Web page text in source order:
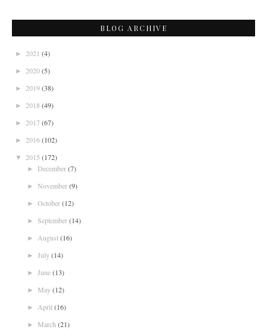
BLOG ARCHIVE
► 2021 (4)
► 2020(5)
► 2019(38)
► 2018 (49)
► 2017 (67)
► 2016(102)
▼ 2015 (172)
► December(7)
► November(9)
► October(12)
► September(14)
► August(16)
► July(14)
► June(13)
► May(12)
► April (16)
► March (21)